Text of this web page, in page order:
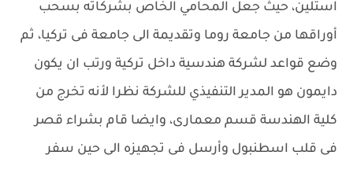
استلين، حيث جعل المحامي الخاص بشركاته بسحب
أوراقها من جامعة روما وتقديمة الى جامعة فى تركيا، ثم
وضع قواعد لشركة هندسية داخل تركية ورتب ان يكون
دايمون هو المدير التنفيذي للشركة نظرا لأنه تخرج من
كلية الهندسة قسم معمارى، وايضا قام بشراء قصر
فى قلب اسطنبول وأرسل فى تجهيزه الى حين سفر